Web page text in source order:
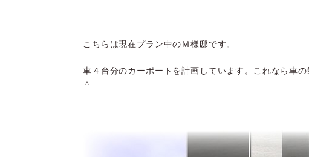
こちらは現在プラン中のＭ様邸です。
車４台分のカーポートを計画しています。これなら車
＾